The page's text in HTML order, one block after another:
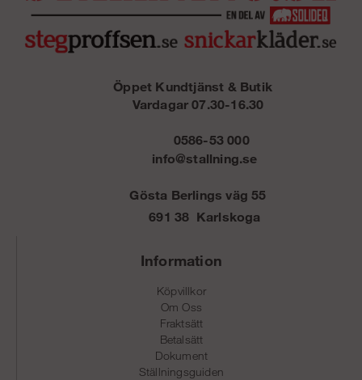
Öppet Kundtjänst & Butik
Vardagar 07.30-16.30
0586-53 000
info@stallning.se
Gösta Berlings väg 55
691 38 Karlskoga
Information
Köpvillkor
Om Oss
Fraktsätt
Betalsätt
Dokument
Ställningsguiden